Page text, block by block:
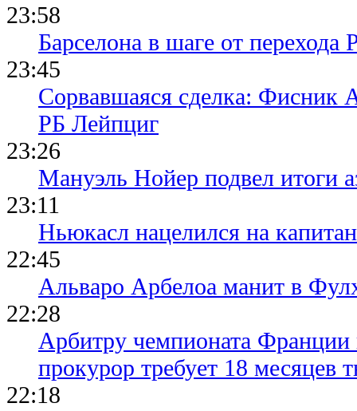
23:58
Барселона в шаге от перехода
23:45
Сорвавшаяся сделка: Фисник
РБ Лейпциг
23:26
Мануэль Нойер подвел итоги
23:11
Ньюкасл нацелился на
22:45
Альваро Арбелоа манит в
22:28
Арбитру чемпионата Франции
прокурор требует 18 месяцев
22:18